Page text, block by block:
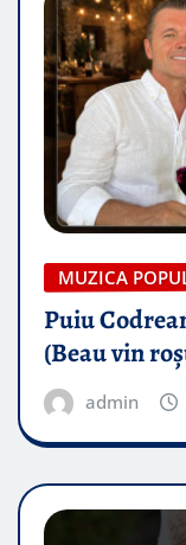
MUZICA
Puiu
(Beau vin
admin